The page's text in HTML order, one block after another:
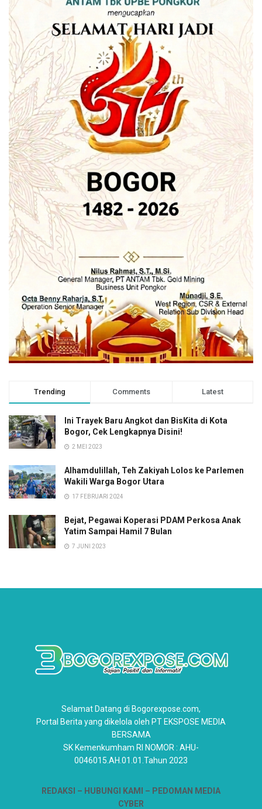
Kota Bogor dalam mengelola kebersihan, mendapat
apresiasi paling tinggi dari masyarakat.
Tercatat 85% warga kota Bogor yang menyatakan dirinya
puas terhadap cara Pemerintah Kota Bogor dalam
mengatasi persoalan kebersihan.
Penataan tata ruang (84%), serta peningkatan mutu
sekolah (83%) menjadi dua hal lain yang turut membuat
masyarakat puas terhadap kinerja Pemerintah Kota Bogor.
Sebaliknya, isu ketersediaan lapangan kerja (27%),
penanggulangan KKN (43%), dan perihal
pemberdayaan/pembinaan UMKM (48%) menjadi 3 isu
utama di mana angka kepuasan masyarakat terlihat cukup
rendah. (*)
Tags: Kota Bogor wali kota bogor
Trending Comments Latest
Ini Trayek Baru Angkot dan BisKita di Kota
Bogor, Cek Lengkapnya Disini!
2 MEI 2023
Alhamdulillah, Teh Zakiyah Lolos ke Parlemen
Wakili Warga Bogor Utara
17 FEBRUARI 2024
Bejat, Pegawai Koperasi PDAM Perkosa Anak
Yatim Sampai Hamil 7 Bulan
7 JUNI 2023
Selamat Datang di Bogorexpose.com,
Portal Berita yang dikelola oleh PT EKSPOSE MEDIA
BERSAMA
SK Kemenkumham RI NOMOR : AHU-
0046015.AH.01.01.Tahun 2023
REDAKSI – HUBUNGI KAMI – PEDOMAN MEDIA
CYBER